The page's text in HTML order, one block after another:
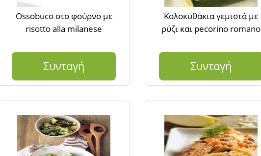
Ossobuco στο φούρνο με
risotto alla milanese
Συνταγή
Κολοκυθάκια γεμιστά με
ρύζι και pecorino romano
Συνταγή